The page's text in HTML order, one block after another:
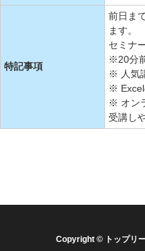
特記事項
前日ま
ます。
セミナ
※20分
※ 人気
※ Excel
※ オン
受講し
Copyright © トップリ